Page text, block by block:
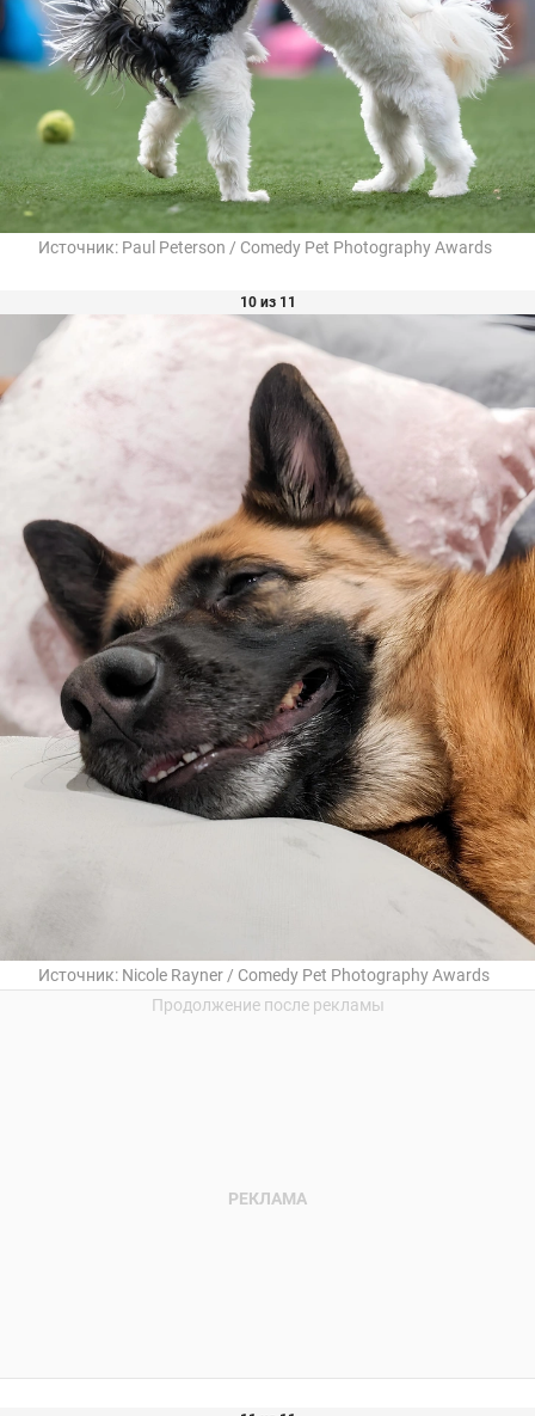
Источник: Paul Peterson / Comedy Pet Photography Awards
10 из 11
Источник: Nicole Rayner / Comedy Pet Photography Awards